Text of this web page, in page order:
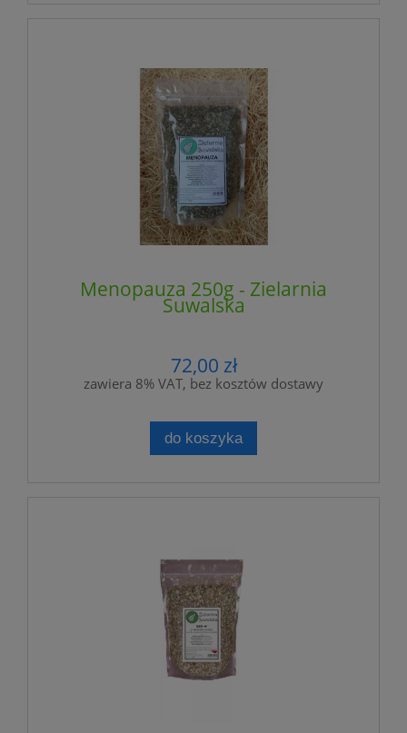
Menopauza 250g - Zielarnia
Suwalska
72,00 zł
zawiera 8% VAT, bez kosztów dostawy
do koszyka